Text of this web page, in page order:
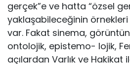
gerçek”e ve hat­ta “özsel
yaklaşabileceğinin
var. Fakat sinema,
ontolojik, epistemo- lojik,
açılardan Varlık ve